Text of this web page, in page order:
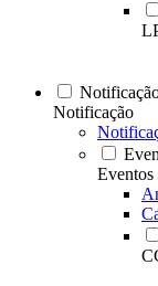
Notificação
Eventos